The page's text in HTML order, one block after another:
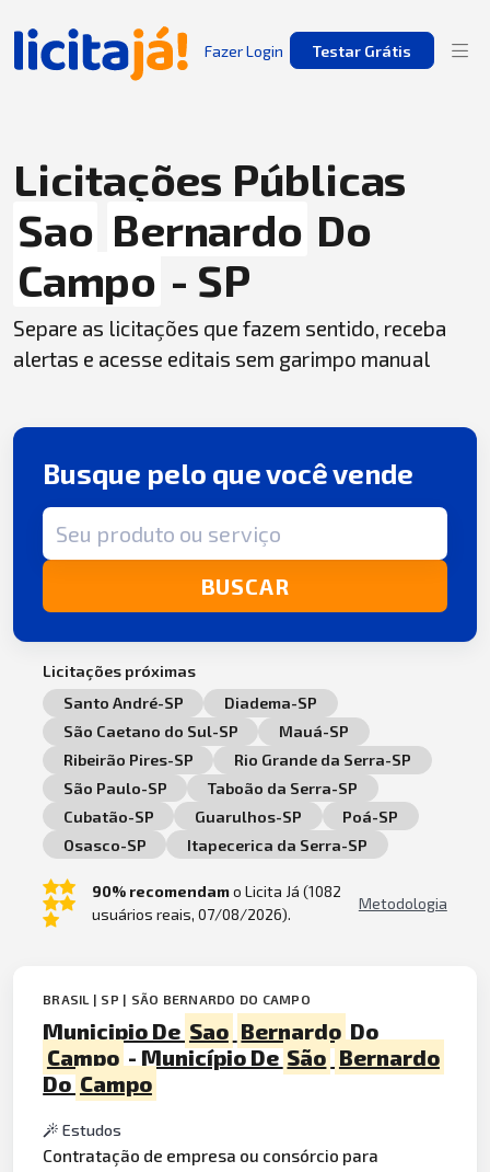
Fazer Login Testar Grátis
Licitações Públicas
Sao Bernardo Do
Campo - SP
Separe as licitações que fazem sentido, receba
alertas e acesse editais sem garimpo manual
Busque pelo que você vende
Termo de busca
BUSCAR
Licitações próximas
Santo André-SP
Diadema-SP
São Caetano do Sul-SP
Mauá-SP
Ribeirão Pires-SP
Rio Grande da Serra-SP
São Paulo-SP
Taboão da Serra-SP
Cubatão-SP
Guarulhos-SP
Poá-SP
Osasco-SP
Itapecerica da Serra-SP
90% recomendamo Licita Já (1082
usuários reais, 07/08/2026).
Metodologia
BRASIL | SP | SÃO BERNARDO DO CAMPO
Municipio De Sao Bernardo Do
Campo - Município DeSão Bernardo
Do Campo
Estudos
Contratação de empresa ou consórcio para